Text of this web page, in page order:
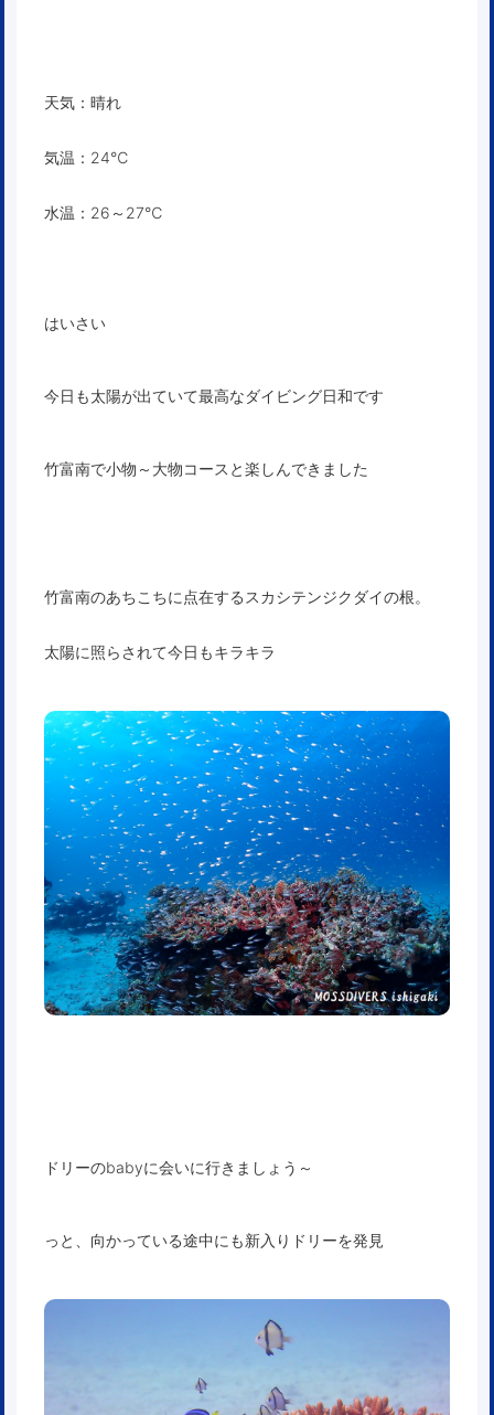
天気：晴れ
気温：24℃
水温：26～27℃
はいさい
今日も太陽が出ていて最高なダイビング日和です
竹富南で小物～大物コースと楽しんできました
竹富南のあちこちに点在するスカシテンジクダイの根。
太陽に照らされて今日もキラキラ
ドリーのbabyに会いに行きましょう～
っと、向かっている途中にも新入りドリーを発見